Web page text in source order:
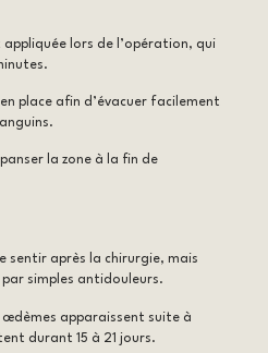
lors de l’opération, qui
place afin d’évacuer facilement
la zone à la fin de
sentir après la chirurgie, mais
simples antidouleurs.
œdèmes apparaissent suite à
durant 15 à 21 jours.